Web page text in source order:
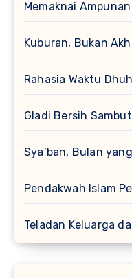
Memaknai Ampunan
Kuburan, Bukan
Rahasia Waktu
Gladi Bersih
Sya’ban, Bulan
Pendakwah Islam
Teladan Keluarga